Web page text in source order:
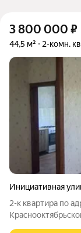
3 800 000 ₽
44,5 м² 2-комн.
Инициативная
2-к квартира по